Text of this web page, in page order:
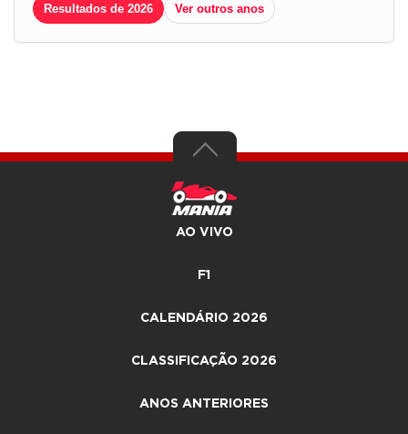
Resultados de 2026 Ver outros anos
AO VIVO
F1
CALENDÁRIO 2026
CLASSIFICAÇÃO 2026
ANOS ANTERIORES